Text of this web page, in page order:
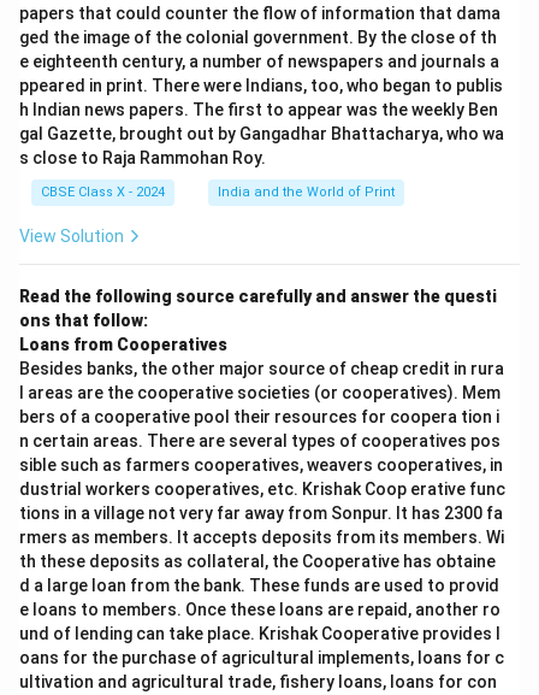
papers that could counter the flow of information that dama
ged the image of the colonial government. By the close of th
e eighteenth century, a number of newspapers and journals a
ppeared in print. There were Indians, too, who began to publis
h Indian news papers. The first to appear was the weekly Ben
gal Gazette, brought out by Gangadhar Bhattacharya, who wa
s close to Raja Rammohan Roy.
CBSE Class X - 2024 India and the World of Print
View Solution
Read the following source carefully and answer the questi
ons that follow:
Loans from Cooperatives
Besides banks, the other major source of cheap credit in rura
l areas are the cooperative societies (or cooperatives). Mem
bers of a cooperative pool their resources for coopera tion i
n certain areas. There are several types of cooperatives pos
sible such as farmers cooperatives, weavers cooperatives, in
dustrial workers cooperatives, etc. Krishak Coop erative func
tions in a village not very far away from Sonpur. It has 2300 fa
rmers as members. It accepts deposits from its members. Wi
th these deposits as collateral, the Cooperative has obtaine
d a large loan from the bank. These funds are used to provid
e loans to members. Once these loans are repaid, another ro
und of lending can take place. Krishak Cooperative provides l
oans for the purchase of agricultural implements, loans for c
ultivation and agricultural trade, fishery loans, loans for con